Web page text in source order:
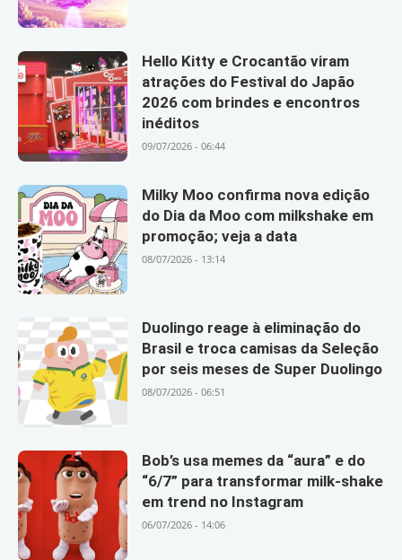
Hello Kitty e Crocantão viram
atrações do Festival do Japão
2026 com brindes e encontros
inéditos
09/07/2026 - 06:44
Milky Moo confirma nova edição
do Dia da Moo com milkshake em
promoção; veja a data
08/07/2026 - 13:14
Duolingo reage à eliminação do
Brasil e troca camisas da Seleção
por seis meses de Super Duolingo
08/07/2026 - 06:51
Bob’s usa memes da “aura” e do
“6/7” para transformar milk-shake
em trend no Instagram
06/07/2026 - 14:06